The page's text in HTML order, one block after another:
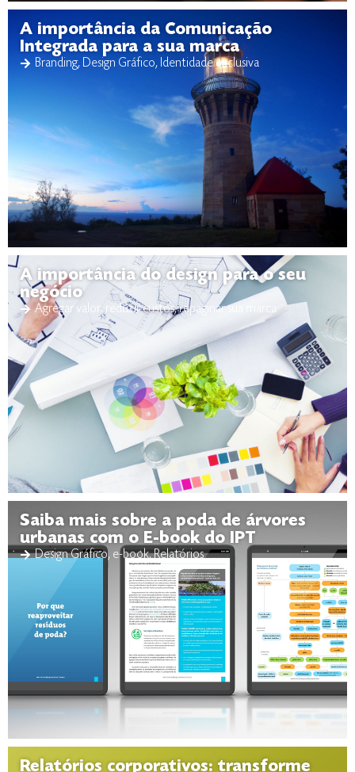
A importância da Comunicação
Integrada para a sua marca
Branding, Design Gráfico, Identidade exclusiva
A importância do design para o seu
negócio
Agregar valor ,reduzir custos,repaginar sua marca
Saiba mais sobre a poda de árvores
urbanas com o E-book do IPT
Design Gráfico, e-book,Relatórios
Relatórios corporativos: transforme